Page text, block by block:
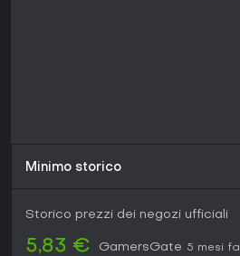
Minimo storico
Storico prezzi dei negozi ufficiali
5,83 € GamersGate 5 mesi fa